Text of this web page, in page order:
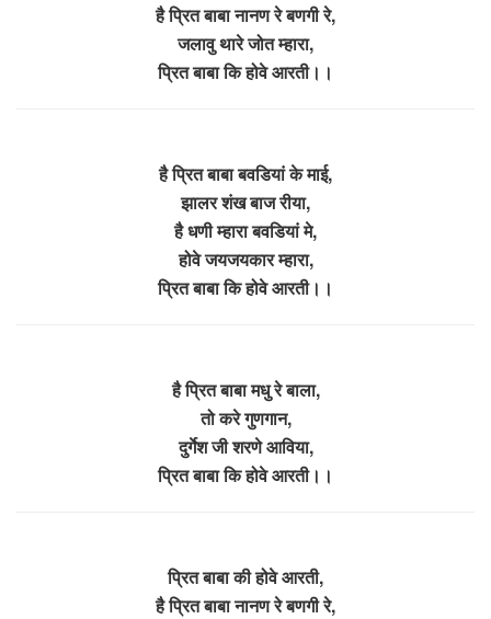
है प्रित बाबा नानण रे बणगी रे,
जलावु थारे जोत म्हारा,
प्रित बाबा कि होवे आरती।।
है प्रित बाबा बवडियां के माई,
झालर शंख बाज रीया,
है धणी म्हारा बवडियां मे,
होवे जयजयकार म्हारा,
प्रित बाबा कि होवे आरती।।
है प्रित बाबा मधु रे बाला,
तो करे गुणगान,
दुर्गेश जी शरणे आविया,
प्रित बाबा कि होवे आरती।।
प्रित बाबा की होवे आरती,
है प्रित बाबा नानण रे बणगी रे,